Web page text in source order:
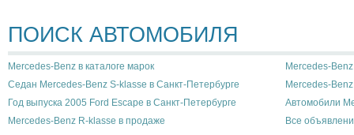
ПОИСК АВТОМОБИЛЯ
Mercedes-Benz в каталоге марок
Mercedes-
Седан Mercedes-Benz S-klasse в Санкт-Петербурге
Mercedes-
Год выпуска 2005 Ford Escape в Санкт-Петербурге
Автомобили
Mercedes-Benz R-klasse в продаже
Все